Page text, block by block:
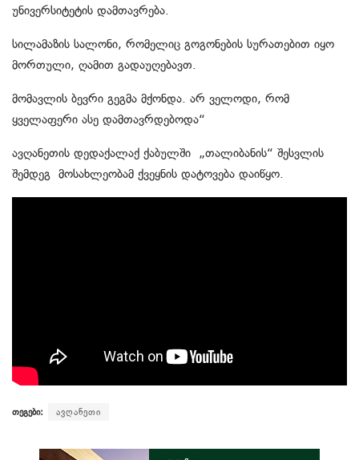
უნივერსიტეტის დამთავრება.
სილამაზის სალონი, რომელიც გოგონების სურათებით იყო
მორთული, ღამით გადაუღებავთ.
მომავლის ბევრი გეგმა მქონდა. არ ველოდი, რომ
ყველაფერი ასე დამთავრდებოდა“
ავღანეთის დედაქალაქ ქაბულში „თალიბანის“ შესვლის
შემდეგ მოსახლეობამ ქვეყნის დატოვება დაიწყო.
თეგები: ავღანეთი